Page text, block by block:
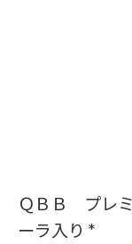
ＱＢＢ プレ
ーラ入り *